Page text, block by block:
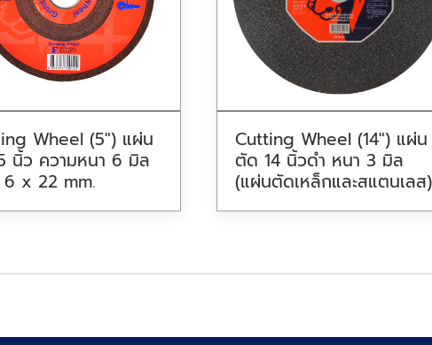
Wheel (5″) แผ่น
นิ้ว ความหนา 6 มิล
x 22 mm.
Cutting Wheel (14″) แผ่น
ตัด 14 นิ้วดำ หนา 3 มิล
(แผ่นตัดเหล็กและสแตนเลส)